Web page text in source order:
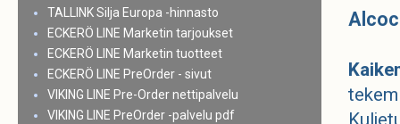
TALLINK Silja Europa -hinnasto
ECKERÖ LINE Marketin tarjoukset
ECKERÖ LINE Marketin tuotteet
ECKERÖ LINE PreOrder - sivut
VIKING LINE Pre-Order nettipalvelu
VIKING LINE PreOrder -palvelu pdf